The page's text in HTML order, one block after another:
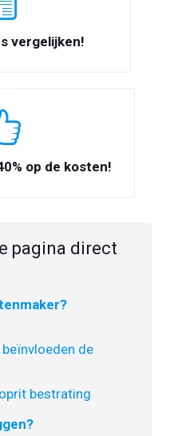
vergelijken!
op de kosten!
pagina direct
de
bestrating